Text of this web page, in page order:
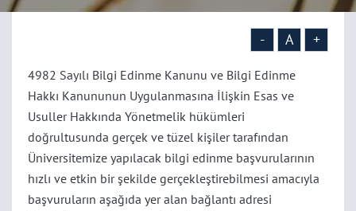
- A +
4982 Sayılı Bilgi Edinme Kanunu ve Bilgi Edinme
Hakkı Kanununun Uygulanmasına İlişkin Esas ve
Usuller Hakkında Yönetmelik hükümleri
doğrultusunda gerçek ve tüzel kişiler tarafından
Üniversitemize yapılacak bilgi edinme başvurularının
hızlı ve etkin bir şekilde gerçekleştirebilmesi amacıyla
başvuruların aşağıda yer alan bağlantı adresi